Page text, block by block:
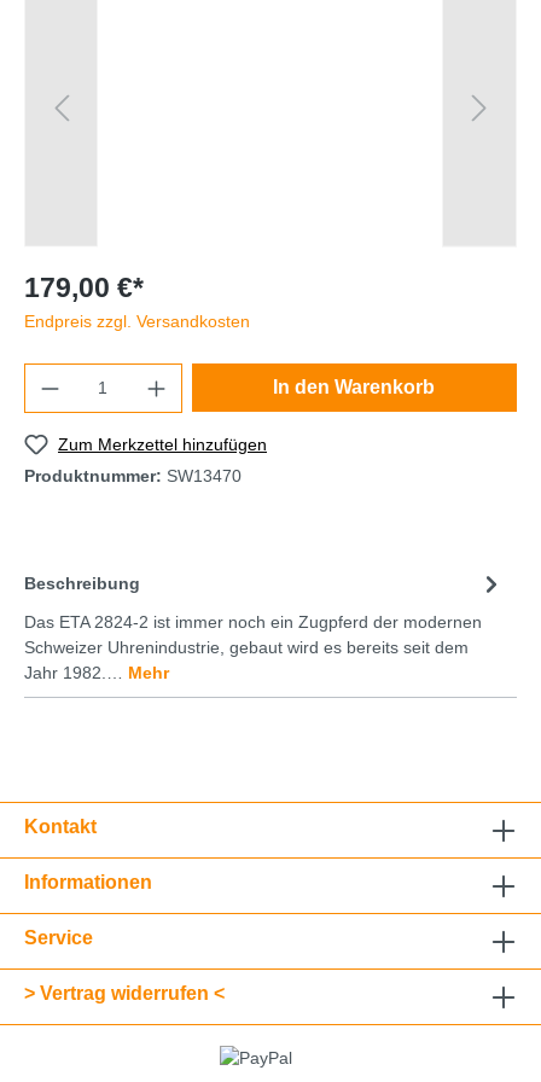
179,00 €*
Endpreis zzgl. Versandkosten
In den Warenkorb
Zum Merkzettel hinzufügen
Produktnummer: SW13470
Beschreibung
Das ETA 2824-2 ist immer noch ein Zugpferd der modernen
Schweizer Uhrenindustrie, gebaut wird es bereits seit dem
Jahr 1982.… Mehr
Kontakt
Informationen
Service
> Vertrag widerrufen <